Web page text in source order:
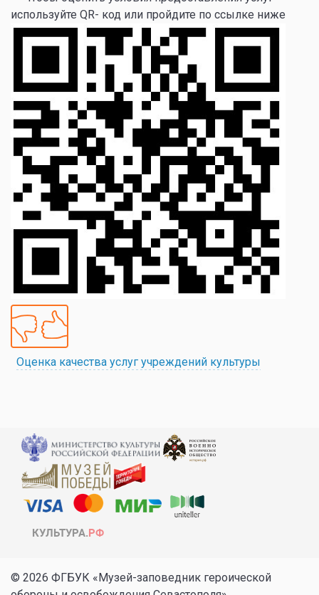
используйте QR- код или пройдите по ссылке ниже
Оценка качества услуг учреждений культуры
© 2026 ФГБУК «Музей-заповедник героической